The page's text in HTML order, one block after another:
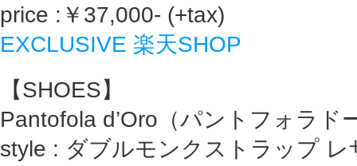
price :￥37,000- (+tax)
EXCLUSIVE 楽天SHOP
【SHOES】
Pantofola d’Oro（パントフォラド
style : ダブルモンクストラップ